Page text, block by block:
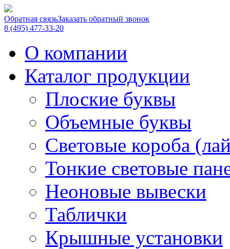
Обратная связьЗаказать обратный звонок
8 (495) 477-33-20
О компании
Каталог продукции
Плоские буквы
Объемные буквы
Световые короба
Тонкие световые
Неоновые вывески
Таблички
Крышные установки